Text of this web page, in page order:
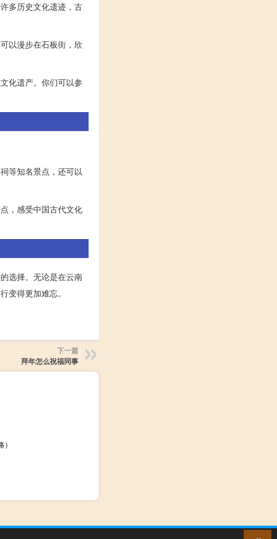
多历史文化遗迹，古
以漫步在石板街，欣
化遗产。你们可以参
等知名景点，还可以
，感受中国古代文化
选择。无论是在云南
变得更加难忘。
下一篇
拜年怎么祝福同事